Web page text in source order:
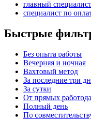
главный
специалист по
Быстрые
Без опыта работы
Вечерняя и ночная
Вахтовый метод
За последние три
За сутки
От прямых
Полный день
По